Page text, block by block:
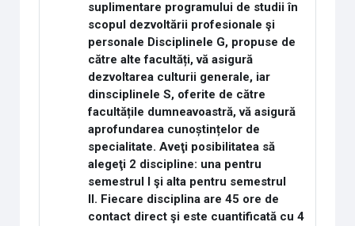
suplimentare programului de studii în
scopul dezvoltării profesionale şi
personale Disciplinele G, propuse de
către alte facultăți, vă asigură
dezvoltarea culturii generale, iar
dinsciplinele S, oferite de către
facultățile dumneavoastră, vă asigură
aprofundarea cunoștințelor de
specialitate. Aveţi posibilitatea să
alegeţi 2 discipline: una pentru
semestrul I şi alta pentru semestrul
II. Fiecare disciplina are 45 ore de
contact direct şi este cuantificată cu 4